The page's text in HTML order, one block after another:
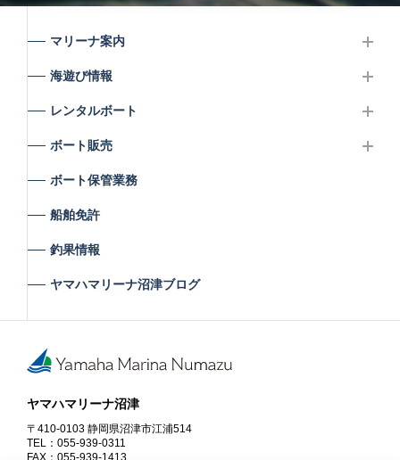
マリーナ案内
海遊び情報
レンタルボート
ボート販売
ボート保管業務
船舶免許
釣果情報
ヤマハマリーナ沼津ブログ
ヤマハマリーナ沼津
〒410-0103 静岡県沼津市江浦514
TEL：055-939-0311
FAX：055-939-1413